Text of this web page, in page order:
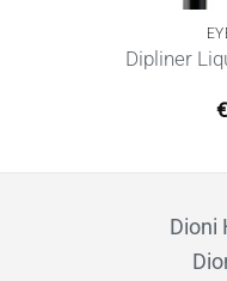
Dipliner
€
Dioni